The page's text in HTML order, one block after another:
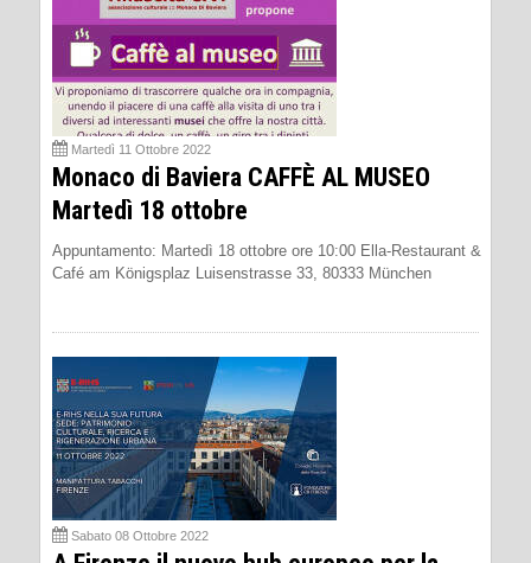
Martedì 11 Ottobre 2022
Monaco di Baviera CAFFÈ AL MUSEO
Martedì 18 ottobre
Appuntamento: Martedì 18 ottobre ore 10:00 Ella-Restaurant &
Café am Königsplaz Luisenstrasse 33, 80333 München
Sabato 08 Ottobre 2022